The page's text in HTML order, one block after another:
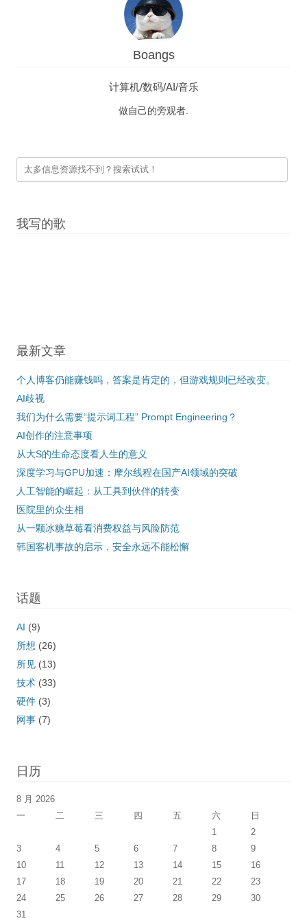
Boangs
计算机/数码/AI/音乐
做自己的旁观者.
我写的歌
最新文章
个人博客仍能赚钱吗，答案是肯定的，但游戏规则已经改变。
AI歧视
我们为什么需要“提示词工程” Prompt Engineering？
AI创作的注意事项
从大S的生命态度看人生的意义
深度学习与GPU加速：摩尔线程在国产AI领域的突破
人工智能的崛起：从工具到伙伴的转变
医院里的众生相
从一颗冰糖草莓看消费权益与风险防范
韩国客机事故的启示，安全永远不能松懈
话题
AI (9)
所想 (26)
所见 (13)
技术 (33)
硬件 (3)
网事 (7)
日历
8 月 2026
一
二 三 四 五 六
日
1
2
3
4 5 6 7 8
9
10
11 12 13 14 15
16
17
18 19 20 21 22
23
24
25 26 27 28 29
30
31